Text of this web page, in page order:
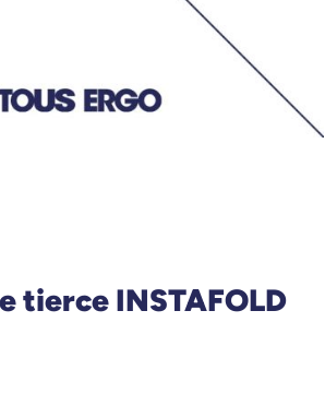
tierce INSTAFOLD